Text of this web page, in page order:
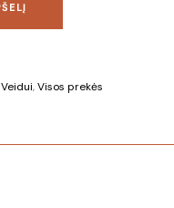
Veidui,Visos prekės